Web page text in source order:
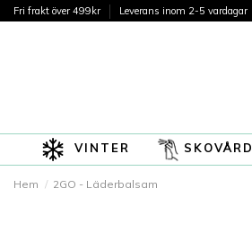
Fri frakt över 499kr Leverans inom 2-5 vardagar
VINTER SKOVÅRD
Hem 2GO - Läderbalsam